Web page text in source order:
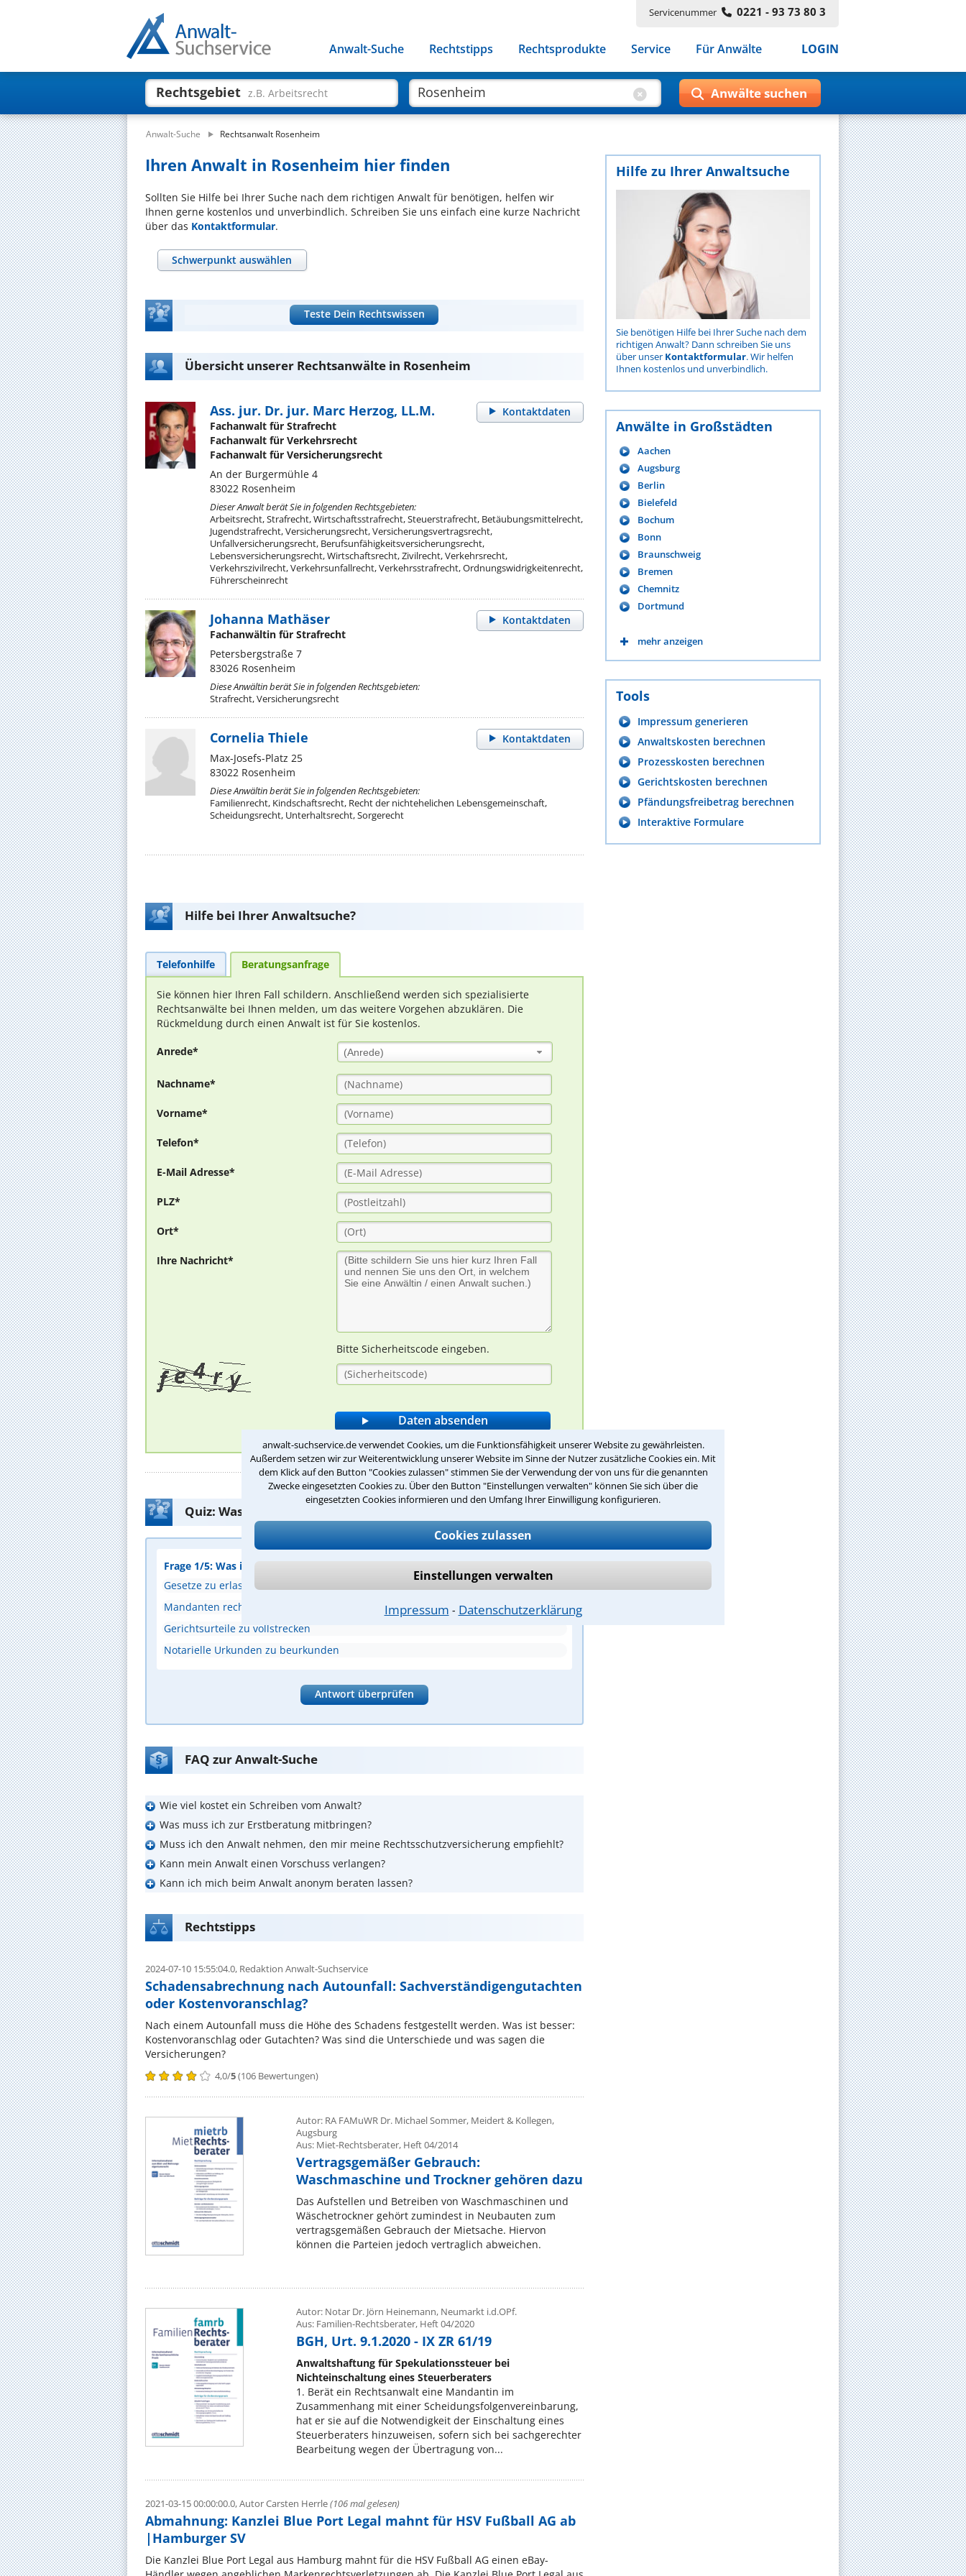
anwalt-suchservice.de verwendet Cookies, um die Funktionsfähigkeit unserer Website zu gewährleisten.
Außerdem setzen wir zur Weiterentwicklung unserer Website im Sinne der Nutzer zusätzliche Cookies ein. Mit
dem Klick auf den Button "Cookies zulassen" stimmen Sie der Verwendung der von uns für die genannten
Zwecke eingesetzten Cookies zu. Über den Button "Einstellungen verwalten" können Sie sich über die
eingesetzten Cookies informieren und den Umfang Ihrer Einwilligung konfigurieren.
Cookies zulassen
Einstellungen verwalten
Impressum ⁃ Datenschutzerklärung
Servicenummer 0221 - 93 73 80 3
Anwalt-Suche Rechtstipps Rechtsprodukte Service Für Anwälte LOGIN
Rechtsgebiet z.B. Arbeitsrecht
Anwalt-Suche Rechtsanwalt Rosenheim
Ihren Anwalt in Rosenheim hier finden
Sollten Sie Hilfe bei Ihrer Suche nach dem richtigen Anwalt für benötigen, helfen wir
Ihnen gerne kostenlos und unverbindlich. Schreiben Sie uns einfach eine kurze Nachricht
über das Kontaktformular.
Schwerpunkt auswählen
Teste Dein Rechtswissen
Übersicht unserer Rechtsanwälte in Rosenheim
Kontaktdaten
Ass. jur. Dr. jur. Marc Herzog, LL.M.
Fachanwalt für Strafrecht
Fachanwalt für Verkehrsrecht
Fachanwalt für Versicherungsrecht
An der Burgermühle 4
83022 Rosenheim
Dieser Anwalt berät Sie in folgenden Rechtsgebieten:
Arbeitsrecht, Strafrecht, Wirtschaftsstrafrecht, Steuerstrafrecht, Betäubungsmittelrecht,
Jugendstrafrecht, Versicherungsrecht, Versicherungsvertragsrecht,
Unfallversicherungsrecht, Berufsunfähigkeitsversicherungsrecht,
Lebensversicherungsrecht, Wirtschaftsrecht, Zivilrecht, Verkehrsrecht,
Verkehrszivilrecht, Verkehrsunfallrecht, Verkehrsstrafrecht, Ordnungswidrigkeitenrecht,
Führerscheinrecht
Kontaktdaten
Johanna Mathäser
Fachanwältin für Strafrecht
Petersbergstraße 7
83026 Rosenheim
Diese Anwältin berät Sie in folgenden Rechtsgebieten:
Strafrecht, Versicherungsrecht
Kontaktdaten
Cornelia Thiele
Max-Josefs-Platz 25
83022 Rosenheim
Diese Anwältin berät Sie in folgenden Rechtsgebieten:
Familienrecht, Kindschaftsrecht, Recht der nichtehelichen Lebensgemeinschaft,
Scheidungsrecht, Unterhaltsrecht, Sorgerecht
Hilfe bei Ihrer Anwaltsuche?
Telefonhilfe Beratungsanfrage
Sie können hier Ihren Fall schildern. Anschließend werden sich spezialisierte
Rechtsanwälte bei Ihnen melden, um das weitere Vorgehen abzuklären. Die
Rückmeldung durch einen Anwalt ist für Sie kostenlos.
Anrede* (Anrede)
Nachname*
Vorname*
Telefon*
E-Mail Adresse*
PLZ*
Ort*
Ihre Nachricht*
Bitte Sicherheitscode eingeben.
Quiz: Was weißt Du über Rechtsanwälte?
Frage 1/5: Was ist eine zentrale Aufgabe eines Rechtsanwalts?
Gesetze zu erlassen
Mandanten rechtlich zu beraten und zu vertreten
Gerichtsurteile zu vollstrecken
Notarielle Urkunden zu beurkunden
Antwort überprüfen
FAQ zur Anwalt-Suche
Wie viel kostet ein Schreiben vom Anwalt?
Was muss ich zur Erstberatung mitbringen?
Muss ich den Anwalt nehmen, den mir meine Rechtsschutzversicherung empfiehlt?
Kann mein Anwalt einen Vorschuss verlangen?
Kann ich mich beim Anwalt anonym beraten lassen?
Rechtstipps
2024-07-10 15:55:04.0, Redaktion Anwalt-Suchservice
Schadensabrechnung nach Autounfall: Sachverständigengutachten
oder Kostenvoranschlag?
Nach einem Autounfall muss die Höhe des Schadens festgestellt werden. Was ist besser:
Kostenvoranschlag oder Gutachten? Was sind die Unterschiede und was sagen die
Versicherungen?
4,0/5(106 Bewertungen)
Autor: RA FAMuWR Dr. Michael Sommer, Meidert & Kollegen,
Augsburg
Aus: Miet-Rechtsberater, Heft 04/2014
Vertragsgemäßer Gebrauch:
Waschmaschine und Trockner gehören dazu
Das Aufstellen und Betreiben von Waschmaschinen und
Wäschetrockner gehört zumindest in Neubauten zum
vertragsgemäßen Gebrauch der Mietsache. Hiervon
können die Parteien jedoch vertraglich abweichen.
Autor: Notar Dr. Jörn Heinemann, Neumarkt i.d.OPf.
Aus: Familien-Rechtsberater, Heft 04/2020
BGH, Urt. 9.1.2020 - IX ZR 61/19
Anwaltshaftung für Spekulationssteuer bei
Nichteinschaltung eines Steuerberaters
1. Berät ein Rechtsanwalt eine Mandantin im
Zusammenhang mit einer Scheidungsfolgenvereinbarung,
hat er sie auf die Notwendigkeit der Einschaltung eines
Steuerberaters hinzuweisen, sofern sich bei sachgerechter
Bearbeitung wegen der Übertragung von...
2021-03-15 00:00:00.0,Autor Carsten Herrle(106 mal gelesen)
Abmahnung: Kanzlei Blue Port Legal mahnt für HSV Fußball AG ab
|Hamburger SV
Die Kanzlei Blue Port Legal aus Hamburg mahnt für die HSV Fußball AG einen eBay-
Hilfe zu Ihrer Anwaltsuche
Sie benötigen Hilfe bei Ihrer Suche nach dem
richtigen Anwalt? Dann schreiben Sie uns
über unser Kontaktformular. Wir helfen
Ihnen kostenlos und unverbindlich.
Anwälte in Großstädten
Aachen
Augsburg
Berlin
Bielefeld
Bochum
Bonn
Braunschweig
Bremen
Chemnitz
Dortmund
mehr anzeigen
Tools
Impressum generieren
Anwaltskosten berechnen
Prozesskosten berechnen
Gerichtskosten berechnen
Pfändungsfreibetrag berechnen
Interaktive Formulare